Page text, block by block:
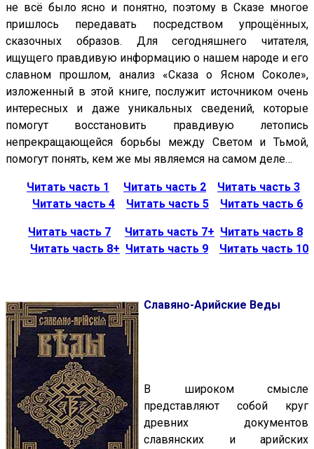
не всё было ясно и понятно, поэтому в Сказе многое
пришлось передавать посредством упрощённых,
сказочных образов. Для сегодняшнего читателя,
ищущего правдивую информацию о нашем народе и его
славном прошлом, анализ «Сказа о Ясном Соколе»,
изложенный в этой книге, послужит источником очень
интересных и даже уникальных сведений, которые
помогут восстановить правдивую летопись
непрекращающейся борьбы между Светом и Тьмой,
помогут понять, кем же мы являемся на самом деле…
Читать часть 1 Читать часть 2
Читать часть 3
Читать часть 4
Читать часть 5 Читать часть 6
Читать часть 7 Читать часть 7+ Читать часть 8
Читать часть 8+ Читать часть 9 Читать часть 10
Славяно-Арийские Веды
В широком смысле
представляют собой круг
древних документов
славянских и арийских